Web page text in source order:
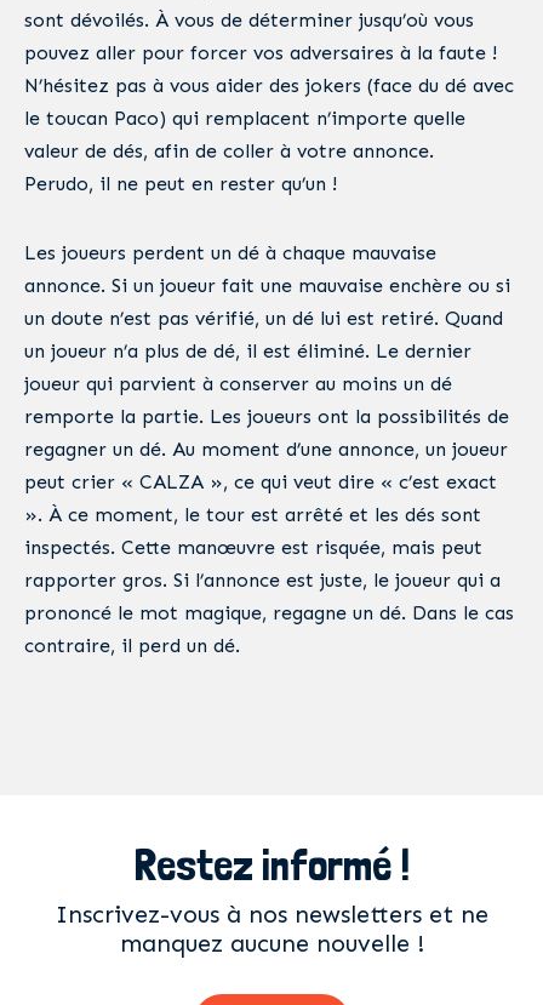
sont dévoilés. À vous de déterminer jusqu’où vous
pouvez aller pour forcer vos adversaires à la faute !
N’hésitez pas à vous aider des jokers (face du dé avec
le toucan Paco) qui remplacent n’importe quelle
valeur de dés, afin de coller à votre annonce.
Perudo, il ne peut en rester qu’un !
Les joueurs perdent un dé à chaque mauvaise
annonce. Si un joueur fait une mauvaise enchère ou si
un doute n’est pas vérifié, un dé lui est retiré. Quand
un joueur n’a plus de dé, il est éliminé. Le dernier
joueur qui parvient à conserver au moins un dé
remporte la partie. Les joueurs ont la possibilités de
regagner un dé. Au moment d’une annonce, un joueur
peut crier « CALZA », ce qui veut dire « c’est exact
». À ce moment, le tour est arrêté et les dés sont
inspectés. Cette manœuvre est risquée, mais peut
rapporter gros. Si l’annonce est juste, le joueur qui a
prononcé le mot magique, regagne un dé. Dans le cas
contraire, il perd un dé.
Restez informé !
Inscrivez-vous à nos newsletters et ne
manquez aucune nouvelle !